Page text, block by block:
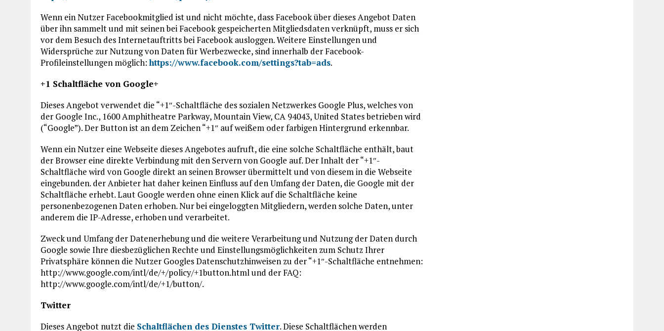
Wenn ein Nutzer Facebookmitglied ist und nicht möchte, dass Facebook über dieses Angebot Daten
über ihn sammelt und mit seinen bei Facebook gespeicherten Mitgliedsdaten verknüpft, muss er sich
vor dem Besuch des Internetauftritts bei Facebook ausloggen. Weitere Einstellungen und
Widersprüche zur Nutzung von Daten für Werbezwecke, sind innerhalb der Facebook-
Profileinstellungen möglich:https://www.facebook.com/settings?tab=ads.
+1 Schaltfläche von Google+
Dieses Angebot verwendet die “+1″-Schaltfläche des sozialen Netzwerkes Google Plus, welches von
der Google Inc., 1600 Amphitheatre Parkway, Mountain View, CA 94043, United States betrieben wird
(“Google”). Der Button ist an dem Zeichen “+1″ auf weißem oder farbigen Hintergrund erkennbar.
Wenn ein Nutzer eine Webseite dieses Angebotes aufruft, die eine solche Schaltfläche enthält, baut
der Browser eine direkte Verbindung mit den Servern von Google auf. Der Inhalt der “+1″-
Schaltfläche wird von Google direkt an seinen Browser übermittelt und von diesem in die Webseite
eingebunden. der Anbieter hat daher keinen Einfluss auf den Umfang der Daten, die Google mit der
Schaltfläche erhebt. Laut Google werden ohne einen Klick auf die Schaltfläche keine
personenbezogenen Daten erhoben. Nur bei eingeloggten Mitgliedern, werden solche Daten, unter
anderem die IP-Adresse, erhoben und verarbeitet.
Zweck und Umfang der Datenerhebung und die weitere Verarbeitung und Nutzung der Daten durch
Google sowie Ihre diesbezüglichen Rechte und Einstellungsmöglichkeiten zum Schutz Ihrer
Privatsphäre können die Nutzer Googles Datenschutzhinweisen zu der “+1″-Schaltfläche entnehmen:
http://www.google.com/intl/de/+/policy/+1button.html und der FAQ:
http://www.google.com/intl/de/+1/button/.
Twitter
Dieses Angebot nutzt die Schaltflächen des Dienstes Twitter. Diese Schaltflächen werden